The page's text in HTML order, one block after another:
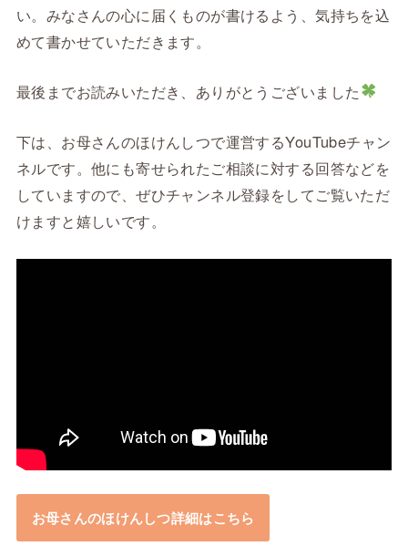
い。みなさんの心に届くものが書けるよう、気持ちを込
めて書かせていただきます。
最後までお読みいただき、ありがとうございました
下は、お母さんのほけんしつで運営するYouTubeチャン
ネルです。他にも寄せられたご相談に対する回答などを
していますので、ぜひチャンネル登録をしてご覧いただ
けますと嬉しいです。
お母さんのほけんしつ詳細はこちら